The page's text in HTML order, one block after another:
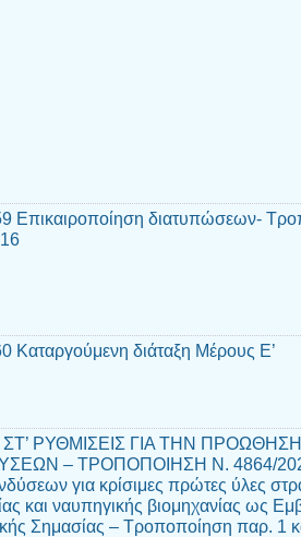
Επικαιροποίηση διατυπώσεων-
Καταργούμενη διάταξη Μέρους Ε’
ΡΥΘΜΙΣΕΙΣ ΓΙΑ ΤΗΝ
– ΤΡΟΠΟΠΟΙΗΣΗ Ν. 4864/
για κρίσιμες πρώτες ύλες
και ναυπηγικής βιομηχανίας ως
Σημασίας – Τροποποίηση παρ. 1